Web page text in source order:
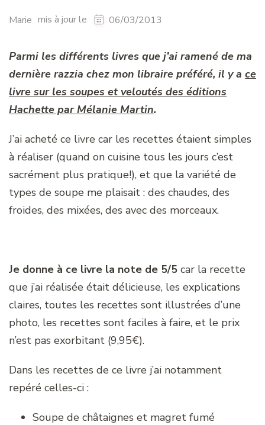
Marie mis à jour le 06/03/2013
Parmi les différents livres que j’ai ramené de ma
dernière razzia chez mon libraire préféré, il y a ce
livre sur les soupes et veloutés des éditions
Hachette par Mélanie Martin.
J’ai acheté ce livre car les recettes étaient simples
à réaliser (quand on cuisine tous les jours c’est
sacrément plus pratique!), et que la variété de
types de soupe me plaisait : des chaudes, des
froides, des mixées, des avec des morceaux.
Je donne à ce livre la note de 5/5 car la recette
que j’ai réalisée était délicieuse, les explications
claires, toutes les recettes sont illustrées d’une
photo, les recettes sont faciles à faire, et le prix
n’est pas exorbitant (9,95€).
Dans les recettes de ce livre j’ai notamment
repéré celles-ci :
Soupe de châtaignes et magret fumé